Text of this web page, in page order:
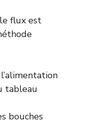
flux est
tableau
bouches